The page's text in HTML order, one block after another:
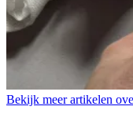
Bekijk meer artikelen